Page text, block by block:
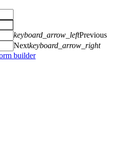
keyboard_arrow_leftPrevious
Nextkeyboard_arrow_right
builder